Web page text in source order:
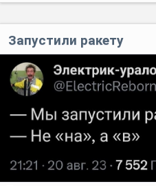
Запустили ракету